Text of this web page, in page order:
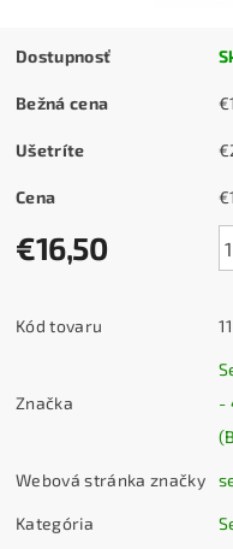
Dostupnosť
Bežná cena
Ušetríte
Cena
€16,50
Kód tovaru
Značka
-
Webová stránka značky
Kategória